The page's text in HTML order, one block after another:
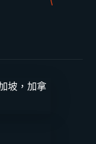
坡，加拿